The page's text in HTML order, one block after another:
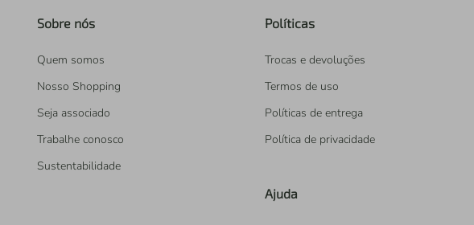
Sobre nós
Quem somos
Nosso Shopping
Seja associado
Trabalhe conosco
Sustentabilidade
Políticas
Trocas e devoluções
Termos de uso
Políticas de entrega
Política de privacidade
Ajuda